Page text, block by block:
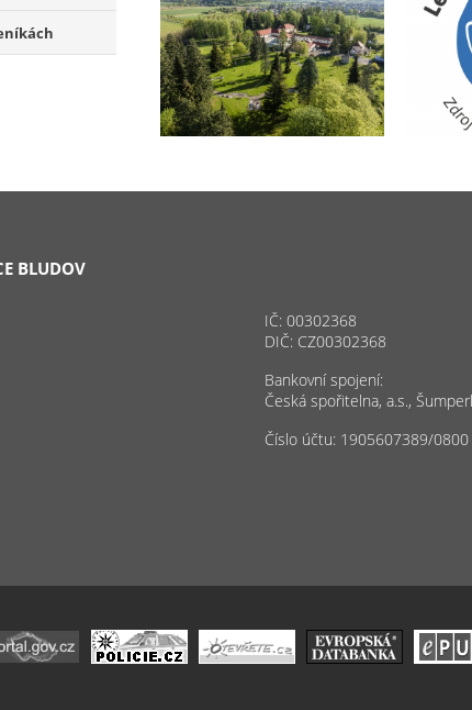
BLUDOV
IČ: 00302368
DIČ: CZ00302368
Bankovní spojení:
Česká spořitelna, a.s.,
Číslo účtu: 1905607389/